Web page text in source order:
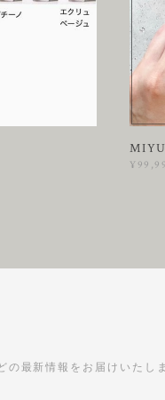
の最新情報をお届けいたし